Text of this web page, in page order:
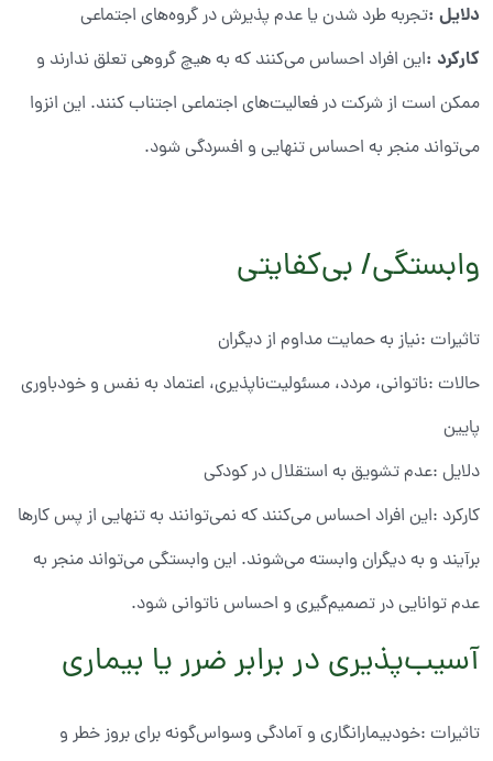
دلایل :تجربه طرد شدن یا عدم پذیرش در گروه‌های اجتماعی
کارکرد :این افراد احساس می‌کنند که به هیچ گروهی تعلق ندارند و
ممکن است از شرکت در فعالیت‌های اجتماعی اجتناب کنند. این انزوا
می‌تواند منجر به احساس تنهایی و افسردگی شود.
وابستگی/ بی‌کفایتی
تاثیرات :نیاز به حمایت مداوم از دیگران
حالات :ناتوانی، مردد، مسئولیت‌ناپذیری، اعتماد به نفس و خودباوری
پایین
دلایل :عدم تشویق به استقلال در کودکی
کارکرد :این افراد احساس می‌کنند که نمی‌توانند به تنهایی از پس کارها
برآیند و به دیگران وابسته می‌شوند. این وابستگی می‌تواند منجر به
عدم توانایی در تصمیم‌گیری و احساس ناتوانی شود.
آسیب‌پذیری در برابر ضرر یا بیماری
تاثیرات :خودبیمارانگاری و آمادگی وسواس‌گونه برای بروز خطر و